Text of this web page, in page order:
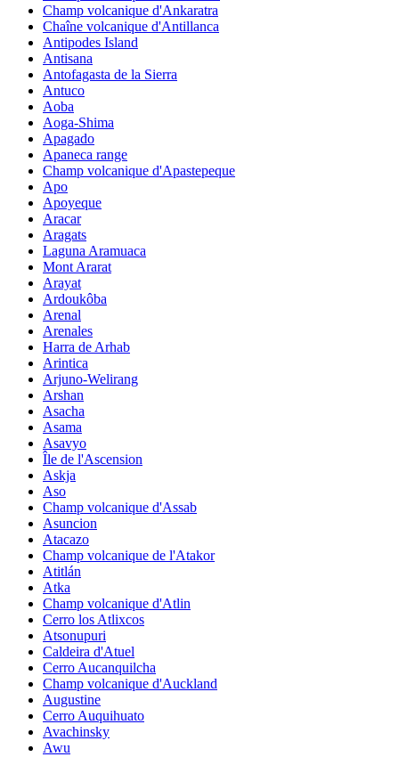
Champ volcanique d'Ankaratra
Chaîne volcanique d'Antillanca
Antipodes Island
Antisana
Antofagasta de la Sierra
Antuco
Aoba
Aoga-Shima
Apagado
Apaneca range
Champ volcanique d'Apastepeque
Apo
Apoyeque
Aracar
Aragats
Laguna Aramuaca
Mont Ararat
Arayat
Ardoukôba
Arenal
Arenales
Harra de Arhab
Arintica
Arjuno-Welirang
Arshan
Asacha
Asama
Asavyo
Île de l'Ascension
Askja
Aso
Champ volcanique d'Assab
Asuncion
Atacazo
Champ volcanique de l'Atakor
Atitlán
Atka
Champ volcanique d'Atlin
Cerro los Atlixcos
Atsonupuri
Caldeira d'Atuel
Cerro Aucanquilcha
Champ volcanique d'Auckland
Augustine
Cerro Auquihuato
Avachinsky
Awu